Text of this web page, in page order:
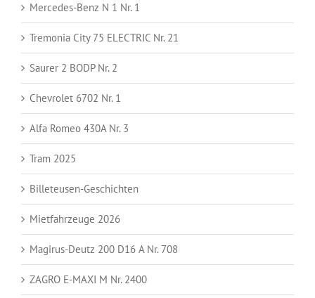
Mercedes-Benz N 1 Nr. 1
Tremonia City 75 ELECTRIC Nr. 21
Saurer 2 BODP Nr. 2
Chevrolet 6702 Nr. 1
Alfa Romeo 430A Nr. 3
Tram 2025
Billeteusen-Geschichten
Mietfahrzeuge 2026
Magirus-Deutz 200 D16 A Nr. 708
ZAGRO E-MAXI M Nr. 2400